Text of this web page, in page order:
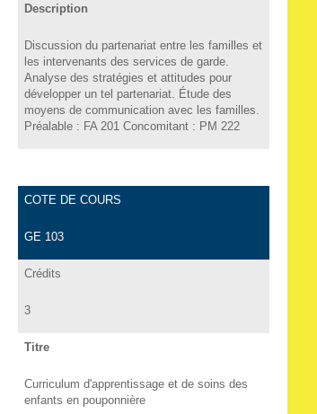
Description
Discussion du partenariat entre les familles et
les intervenants des services de garde.
Analyse des stratégies et attitudes pour
développer un tel partenariat. Étude des
moyens de communication avec les familles.
Préalable : FA 201 Concomitant : PM 222
COTE DE COURS
GE 103
Crédits
3
Titre
Curriculum d'apprentissage et de soins des
enfants en pouponnière